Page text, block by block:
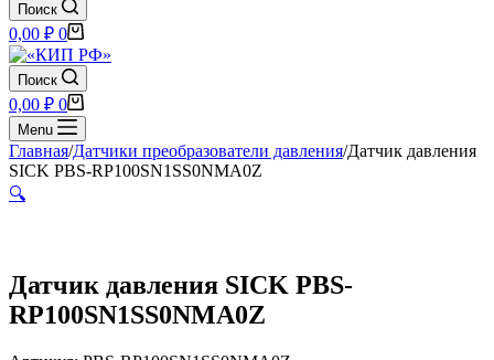
Поиск
Корзина
0,00 ₽ 0
Поиск
Корзина
0,00 ₽ 0
Menu
Главная/Датчики преобразователи давления/Датчик давления
SICK PBS-RP100SN1SS0NMA0Z
🔍
Датчик давления SICK PBS-
RP100SN1SS0NMA0Z